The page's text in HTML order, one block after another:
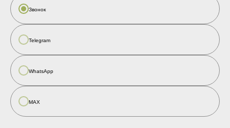
Звонок
Telegram
WhatsApp
MAX